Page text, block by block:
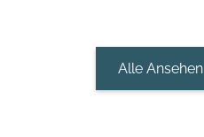
Alle Ansehen